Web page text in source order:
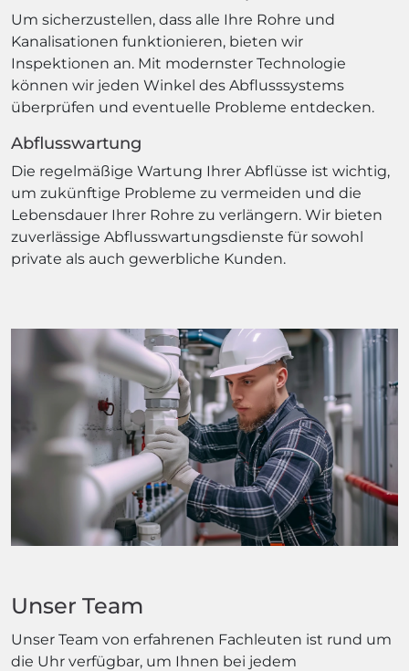
Um sicherzustellen, dass alle Ihre Rohre und
Kanalisationen funktionieren, bieten wir
Inspektionen an. Mit modernster Technologie
können wir jeden Winkel des Abflusssystems
überprüfen und eventuelle Probleme entdecken.
Abflusswartung
Die regelmäßige Wartung Ihrer Abflüsse ist wichtig,
um zukünftige Probleme zu vermeiden und die
Lebensdauer Ihrer Rohre zu verlängern. Wir bieten
zuverlässige Abflusswartungsdienste für sowohl
private als auch gewerbliche Kunden.
Unser Team
Unser Team von erfahrenen Fachleuten ist rund um
die Uhr verfügbar, um Ihnen bei jedem